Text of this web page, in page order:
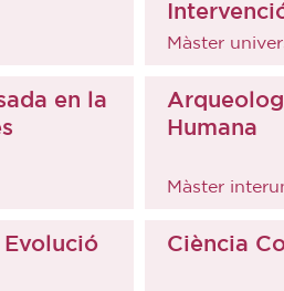
Màster
en la
Humana
Màster
Ciència